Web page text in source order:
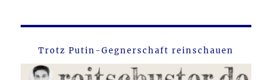
Trotz Putin-Gegnerschaft reinschauen